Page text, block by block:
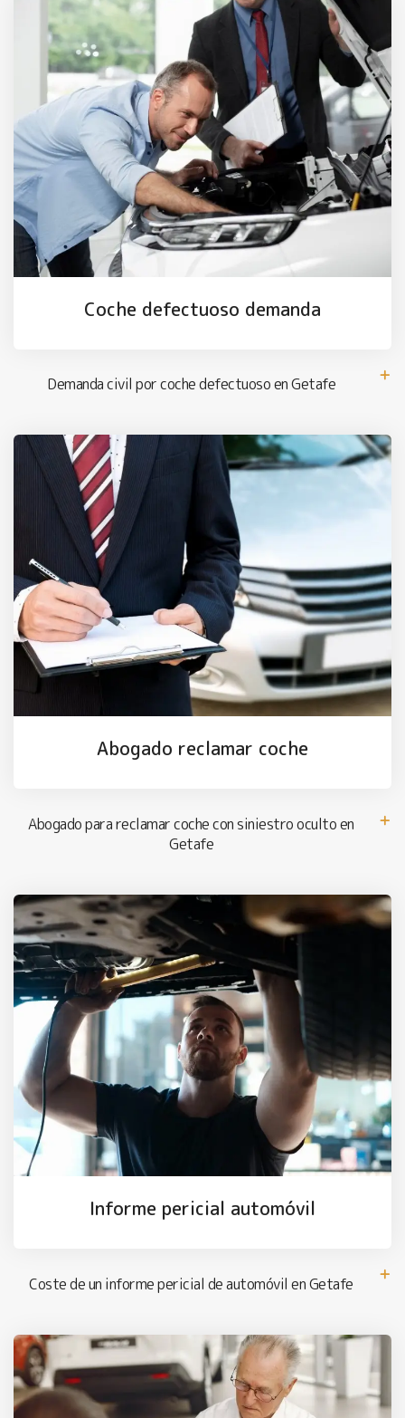
Coche defectuoso demanda
Demanda civil por coche defectuoso en Getafe
Abogado reclamar coche
Abogado para reclamar coche con siniestro oculto en
Getafe
Informe pericial automóvil
Coste de un informe pericial de automóvil en Getafe